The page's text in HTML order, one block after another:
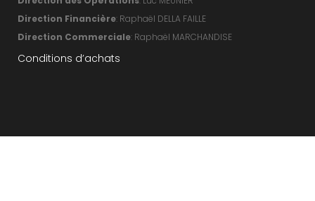
Direction Financière: Raphaël DELLA FAILLE
Direction Commerciale: Raphaël MARCHANDISE
Conditions d’achats